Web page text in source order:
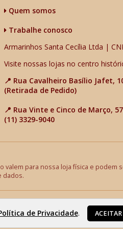
Quem somos
Trabalhe conosco
Armarinhos Santa Cecília Ltda |
Visite nossas lojas no centro
📍 Rua Cavalheiro Basílio Jafet,
(Retirada de Pedido)
📍 Rua Vinte e Cinco de Março,
(11) 3329-9040
para nossa loja física e podem
dados.
de Privacidade.